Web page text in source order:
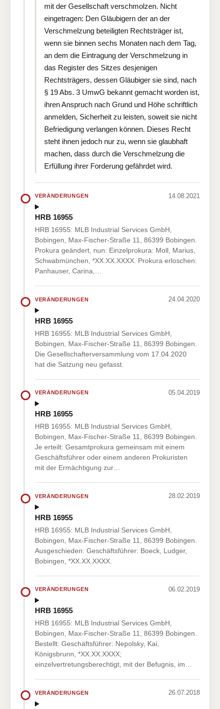
mit der Gesellschaft verschmolzen. Nicht
eingetragen: Den Gläubigern der an der
Verschmelzung beteiligten Rechtsträger ist,
wenn sie binnen sechs Monaten nach dem Tag,
an dem die Eintragung der Verschmelzung in
das Register des Sitzes desjenigen
Rechtsträgers, dessen Gläubiger sie sind, nach
§ 19 Abs. 3 UmwG bekannt gemacht worden ist,
ihren Anspruch nach Grund und Höhe schriftlich
anmelden, Sicherheit zu leisten, soweit sie nicht
Befriedigung verlangen können. Dieses Recht
steht ihnen jedoch nur zu, wenn sie glaubhaft
machen, dass durch die Verschmelzung die
Erfüllung ihrer Forderung gefährdet wird.
VERÄNDERUNGEN 14.08.2021
HRB 16955
HRB 16955: MLB Industrial Services GmbH,
Bobingen, Max-Fischer-Straße 11, 86399 Bobingen.
Prokura geändert, nun: Einzelprokura: Moll, Marius,
Schwabmünchen, *XX.XX.XXXX. Prokura erloschen:
Panhauser, Carina,…
VERÄNDERUNGEN 24.04.2020
HRB 16955
HRB 16955: MLB Industrial Services GmbH,
Bobingen, Max-Fischer-Straße 11, 86399 Bobingen.
Die Gesellschafterversammlung vom 17.04.2020
hat die Satzung neu gefasst.
VERÄNDERUNGEN 05.04.2019
HRB 16955
HRB 16955: MLB Industrial Services GmbH,
Bobingen, Max-Fischer-Straße 11, 86399 Bobingen.
Je erteilt: Gesamtprokura gemeinsam mit einem
Geschäftsführer oder einem anderen Prokuristen
mit der Ermächtigung zur…
VERÄNDERUNGEN 28.02.2019
HRB 16955
HRB 16955: MLB Industrial Services GmbH,
Bobingen, Max-Fischer-Straße 11, 86399 Bobingen.
Ausgeschieden: Geschäftsführer: Boeck, Ludger,
Bobingen, *XX.XX.XXXX.
VERÄNDERUNGEN 06.02.2019
HRB 16955
HRB 16955: MLB Industrial Services GmbH,
Bobingen, Max-Fischer-Straße 11, 86399 Bobingen.
Bestellt: Geschäftsführer: Nepolsky, Kai,
Königsbrunn, *XX.XX.XXXX;
einzelvertretungsberechtigt, mit der Befugnis, im…
VERÄNDERUNGEN 26.07.2018